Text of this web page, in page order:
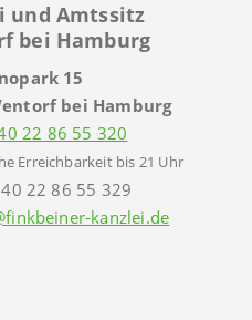
und Amtssitz
bei Hamburg
15
bei Hamburg
22 86 55 320
Erreichbarkeit bis 21 Uhr
22 86 55 329
kanzlei.de